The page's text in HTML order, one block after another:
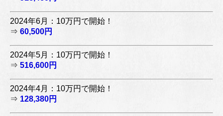
2024年6月：10万円で開始！
⇒ 60,500円
2024年5月：10万円で開始！
⇒ 516,600円
2024年4月：10万円で開始！
⇒ 128,380円